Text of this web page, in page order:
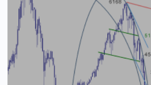
devenir membre
CATÉGORIES